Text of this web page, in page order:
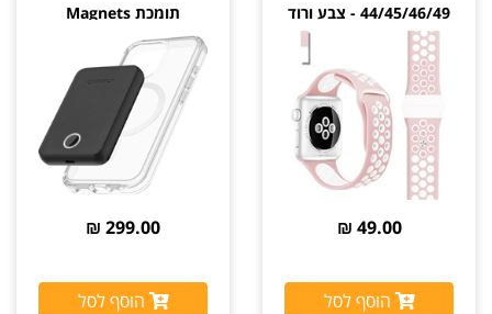
44/45/46/49 - צבע ורוד
49.00 ₪
הוסף לסל
תומכת Magnets
MagSafe בהצמדה לכיסוי
צבע שחור יבואן רשמי
299.00 ₪
הוסף לסל